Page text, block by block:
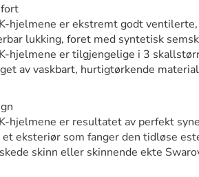
hjelmene er ekstremt godt
lukking, foret med syntetisk
hjelmene er tilgjengelige i 3
av vaskbart, hurtigtørkende
hjelmene er resultatet av perfekt
et eksteriør som fanger den tidløse
skinn eller skinnende ekte